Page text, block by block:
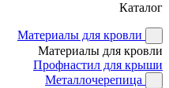
Каталог
Материалы для кровли
Материалы для кровли
Профнастил для крыши
Металлочерепица